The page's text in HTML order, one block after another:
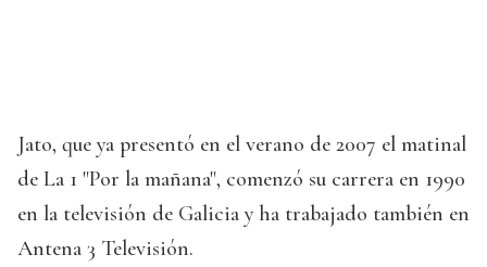
Jato, que ya presentó en el verano de 2007 el matinal
de La 1 "Por la mañana", comenzó su carrera en 1990
en la televisión de Galicia y ha trabajado también en
Antena 3 Televisión.